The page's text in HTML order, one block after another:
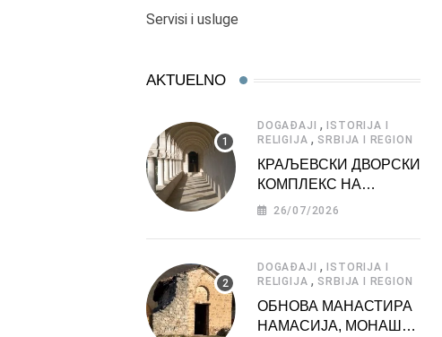
Servisi i usluge
AKTUELNO
DOGAĐAJI , ISTORIJA I
RELIGIJA , SRBIJA I REGION
КРАЉЕВСКИ ДВОРСКИ
КОМПЛЕКС НА
ДЕДИЊУ –
АТРАКЦИЈА
26/07/2026
DOGAĐAJI , ISTORIJA I
RELIGIJA , SRBIJA I REGION
ОБНОВА МАНАСТИРА
НАМАСИЈА, МОНАШКЕ